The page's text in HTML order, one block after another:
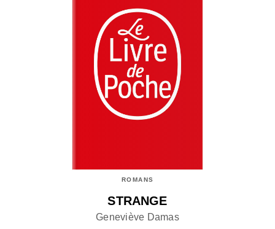
ROMANS
STRANGE
Geneviève Damas